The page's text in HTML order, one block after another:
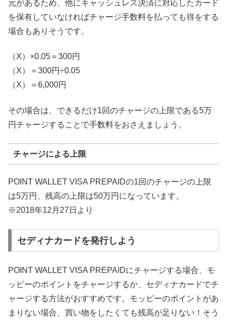
元があるため、他にキャッシュレス決済に対応したカード
を保有していなければチャージ手数料を払っても得をする
場合もありそうです。
（X）×0.05＝300円
（X）＝300円÷0.05
（X）＝6,000円
その場合は、できるだけ1回のチャージの上限である5万
円チャージすることで手数料をおさえましょう。
チャージによる上限
POINT WALLET VISA PREPAIDの1回のチャージの上限
は5万円、残高の上限は50万円になっています。
※2018年12月27日より
セディナカードを発行しよう
POINT WALLET VISA PREPAIDにチャージする場合、モ
ッピーのポイントをチャージするか、セディナカードでチ
ャージする方法がおすすめです。モッピーのポイントがあ
まりない場合、買い物をしたくても残高が足りない！そう